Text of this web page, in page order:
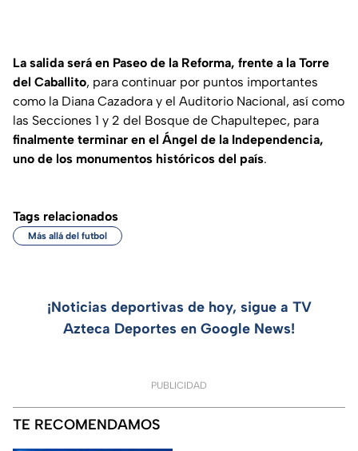
La salida será en Paseo de la Reforma, frente a la Torre
del Caballito, para continuar por puntos importantes
como la Diana Cazadora y el Auditorio Nacional, así como
las Secciones 1 y 2 del Bosque de Chapultepec, para
finalmente terminar en el Ángel de la Independencia,
uno de los monumentos históricos del país.
Tags relacionados
Más allá del futbol
¡Noticias deportivas de hoy, sigue a TV
Azteca Deportes en Google News!
PUBLICIDAD
TE RECOMENDAMOS